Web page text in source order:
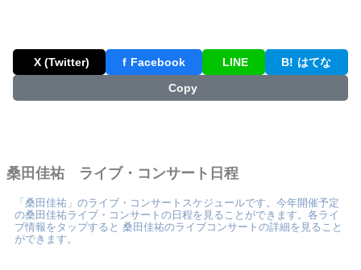
X (Twitter) f Facebook LINE B! はてな
Copy
桑田佳祐 ライブ・コンサート日程
「桑田佳祐」のライブ・コンサートスケジュールです。今年開催予定
の桑田佳祐ライブ・コンサートの日程を見ることができます。各ライ
ブ情報をタップすると 桑田佳祐のライブコンサートの詳細を見ること
ができます。